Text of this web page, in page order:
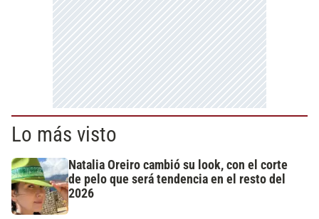
Lo más visto
Natalia Oreiro cambió su look, con el corte
de pelo que será tendencia en el resto del
2026